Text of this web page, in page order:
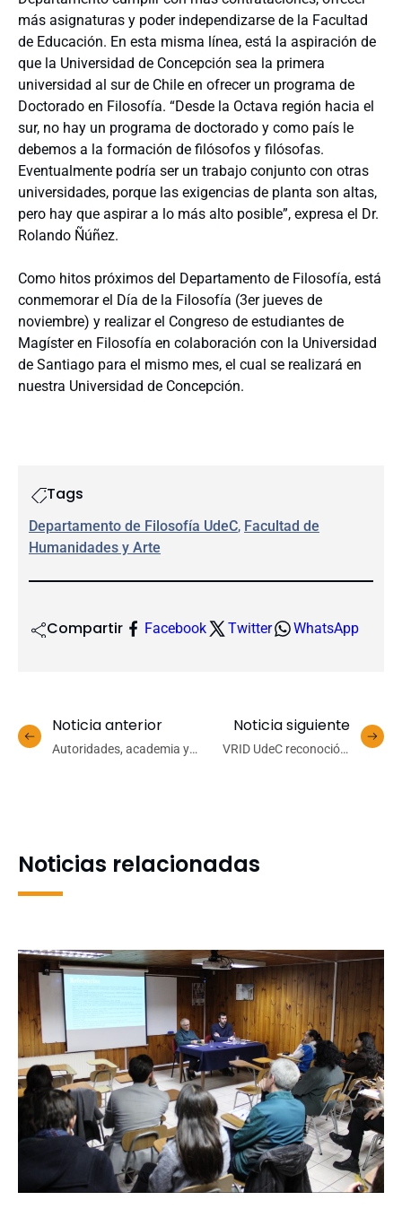
más asignaturas y poder independizarse de la Facultad
de Educación. En esta misma línea, está la aspiración de
que la Universidad de Concepción sea la primera
universidad al sur de Chile en ofrecer un programa de
Doctorado en Filosofía. “Desde la Octava región hacia el
sur, no hay un programa de doctorado y como país le
debemos a la formación de filósofos y filósofas.
Eventualmente podría ser un trabajo conjunto con otras
universidades, porque las exigencias de planta son altas,
pero hay que aspirar a lo más alto posible”, expresa el Dr.
Rolando Ñúñez.
Como hitos próximos del Departamento de Filosofía, está
conmemorar el Día de la Filosofía (3er jueves de
noviembre) y realizar el Congreso de estudiantes de
Magíster en Filosofía en colaboración con la Universidad
de Santiago para el mismo mes, el cual se realizará en
nuestra Universidad de Concepción.
Tags
Departamento de Filosofía UdeC, Facultad de
Humanidades y Arte
Compartir Facebook Twitter WhatsApp
Noticia anterior
Autoridades, academia y
Noticia siguiente
VRID UdeC reconoció a
Noticias relacionadas